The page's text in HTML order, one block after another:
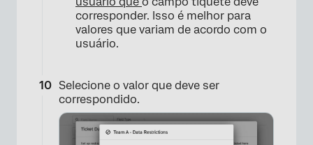
×
corresponder. Isso é melhor para
valores que variam de acordo com o
usuário.
Selecione o valor que deve ser
correspondido.